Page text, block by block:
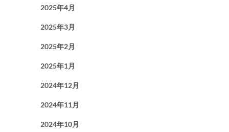
2025年4月
2025年3月
2025年2月
2025年1月
2024年12月
2024年11月
2024年10月